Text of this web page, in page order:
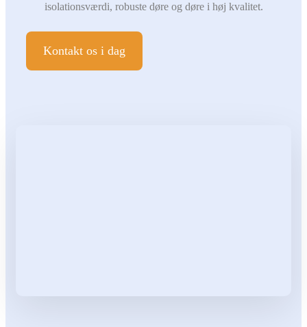
isolationsværdi, robuste døre og døre i høj kvalitet.​
Kontakt os i dag